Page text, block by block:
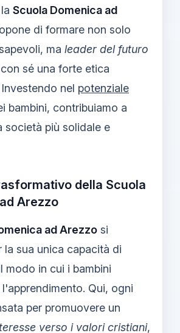
Scuola Domenica ad
di formare non solo
ma leader del futuro
sé una forte etica
nel potenziale
bambini, contribuiamo a
società più solidale e
della Scuola
Arezzo
ad Arezzo si
la sua unica capacità di
modo in cui i bambini
Qui, ogni
per promuovere un
verso i valori cristiani,